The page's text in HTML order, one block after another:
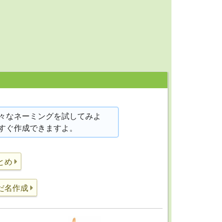
なネーミングを試してみよ
ぐ作成できますよ。
め
名作成